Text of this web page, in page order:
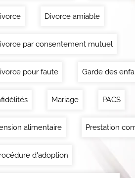
Divorce amiable
par consentement mutuel
pour faute Garde des
Mariage PACS
alimentaire Prestation
d'adoption